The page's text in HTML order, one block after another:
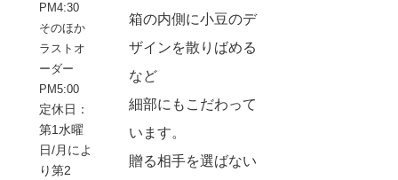
PM4:30
そのほか
ラストオ
ーダー
PM5:00
定休日：
第1水曜
日/月によ
り第2
箱の内側に小豆のデ
ザインを散りばめる
など
細部にもこだわって
います。
贈る相手を選ばない